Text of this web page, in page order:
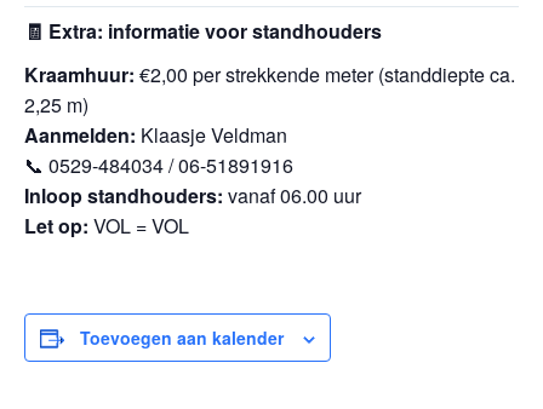
🧾 Extra: informatie voor standhouders
Kraamhuur: €2,00 per strekkende meter (standdiepte ca.
2,25 m)
Aanmelden: Klaasje Veldman
📞 0529-484034 / 06-51891916
Inloop standhouders: vanaf 06.00 uur
Let op: VOL = VOL
Toevoegen aan kalender